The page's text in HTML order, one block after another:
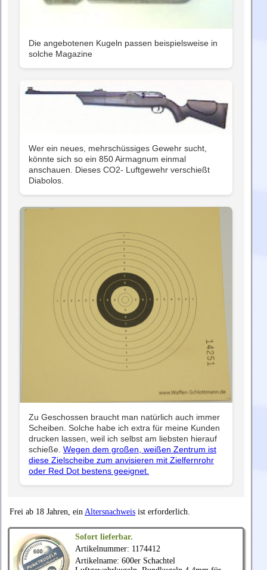
Die angebotenen Kugeln passen beispielsweise in
solche Magazine
Wer ein neues, mehrschüssiges Gewehr sucht,
könnte sich so ein 850 Airmagnum einmal
anschauen. Dieses CO2- Luftgewehr verschießt
Diabolos.
Zu Geschossen braucht man natürlich auch immer
Scheiben. Solche habe ich extra für meine Kunden
drucken lassen, weil ich selbst am liebsten hierauf
schieße. Wegen dem großen, weißen Zentrum ist
diese Zielscheibe zum anvisieren mit Zielfernrohr
oder Red Dot bestens geeignet.
Frei ab 18 Jahren, ein Altersnachweis ist erforderlich.
Sofort lieferbar.
Artikelnummer: 1174412
Artikelname: 600er Schachtel